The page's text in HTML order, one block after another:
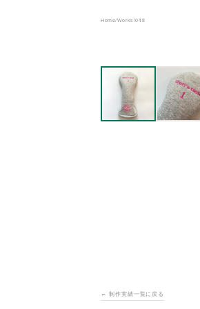
Home/Works /048
← 制作実績一覧に戻る